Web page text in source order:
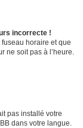
incorrecte !
horaire et que
ne soit pas à l’heure.
pas installé votre
dans votre langue.